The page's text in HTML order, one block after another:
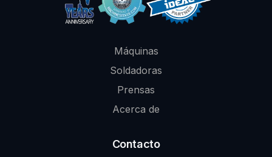
Máquinas
Soldadoras
Prensas
Acerca de
Contacto